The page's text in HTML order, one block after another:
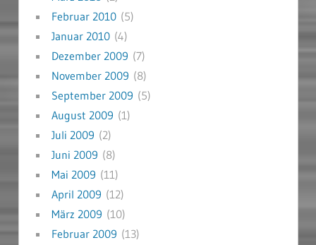
Februar 2010(5)
Januar 2010(4)
Dezember 2009 (7)
November 2009 (8)
September 2009 (5)
August 2009 (1)
Juli 2009 (2)
Juni 2009 (8)
Mai 2009 (11)
April 2009 (12)
März 2009 (10)
Februar 2009 (13)